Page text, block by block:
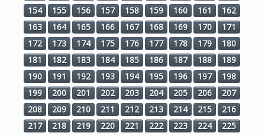
154
155 156 157 158 159 160 161
162
163
164 165 166 167 168 169 170
171
172
173 174 175 176 177 178 179
180
181
182 183 184 185 186 187 188
189
190
191 192 193 194 195 196 197
198
199
200 201 202 203 204 205 206
207
208
209 210 211 212 213 214 215
216
217
218 219 220 221 222 223 224
225